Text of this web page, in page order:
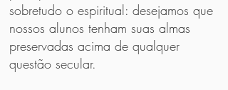
sobretudo o espiritual: desejamos que
nossos alunos tenham suas almas
preservadas acima de qualquer
questão secular.